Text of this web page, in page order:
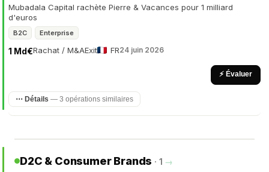
Mubadala Capital rachète Pierre & Vacances pour 1 milliard
d'euros
B2C Enterprise
Rachat / M&A
1 Md€ Exit FR24 juin 2026
⚡ Évaluer
⋯ Détails — 3 opérations similaires
D2C & Consumer Brands · 1 →